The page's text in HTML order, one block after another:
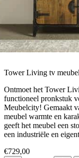
Tower Living tv
Ontmoet het Tower
functioneel pronkstuk
Meubelcity! Gemaakt
meubel warmte en
geeft het meubel een
een industriële en
€729,00